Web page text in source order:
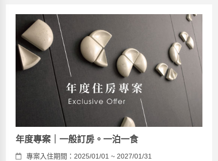
年度專案｜一般訂房。一泊一食
專案入住期間：2025/01/01 ~ 2027/01/31